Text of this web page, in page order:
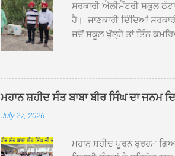
ਸਰਕਾਰੀ ਐਲੀਮੈਂਟਰੀ ਸਕੂਲ
ਹੈ। ਜਾਣਕਾਰੀ ਦਿੰਦਿਆਂ
ਜਦੋਂ ਸਕੂਲ ਖੁੱਲ੍ਹੇ ਤਾਂ ਤਿੰਨ
ਹੋਈਆਂ ਸਨ। ਉਨ੍ਹਾਂ ਦੱਸਿਆ
20 ਤੋਂ 30 ਜੂਨ ਵਿਚਕਾਰ ਹੋਈ
ਸਿੰਘ ਟੋਡਰਵਾਲ ਨੇ ਦੱਸਿਆ ਕਿ
ਜਿਸ ਦੀ ਮਾਪਿਆਂ ਨੇ ਖੂਬ
ਮਹਾਨ ਸ਼ਹੀਦ ਸੰਤ ਬਾਬਾ ਬੀਰ ਸਿੰਘ ਦਾ ਜਨਮ
July 27, 2026
ਮਹਾਨ ਸ਼ਹੀਦ ਪੂਰਨ ਬ੍ਰਹਮ